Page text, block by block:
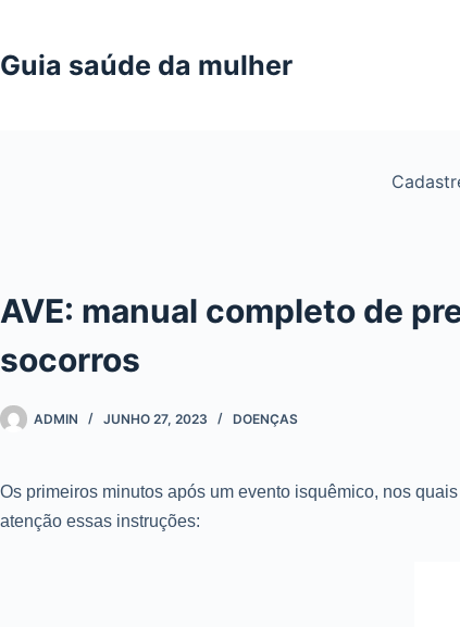
o
Guia saúde da mulher
AVE: manual completo de
socorros
ADMIN JUNHO 27, 2023 DOENÇAS
Os primeiros minutos após um evento isquêmico, nos
atenção essas instruções: